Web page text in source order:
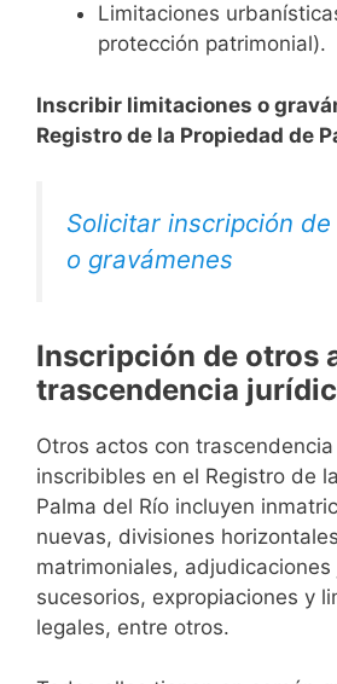
Limitaciones
protección patrimonial).
Inscribir limitaciones o
Registro de la Propiedad de
Solicitar inscripción
o gravámenes
Inscripción de otros
trascendencia
Otros actos con
inscribibles en el Registro de
Palma del Río incluyen
nuevas, divisiones
matrimoniales,
sucesorios, expropiaciones y
legales, entre otros.